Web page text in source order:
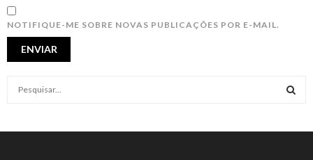
NOTIFIQUE-ME SOBRE NOVAS PUBLICAÇÕES POR E-MAIL.